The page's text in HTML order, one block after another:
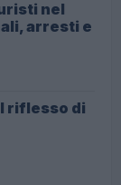
nel
arresti e
riflesso di